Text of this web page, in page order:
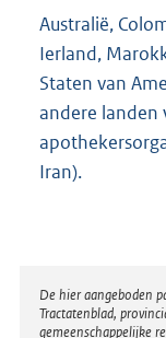
Australië,
Ierland,
Staten van
andere landen
Iran).
Disclaimer
De hier aangeboden
Tractatenblad,
gemeenschappelijke